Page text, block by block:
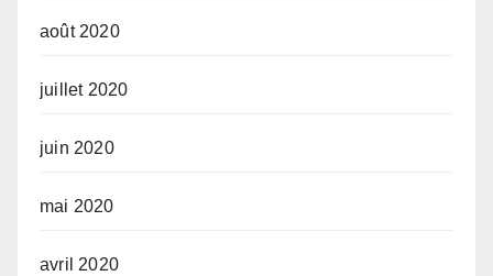
août 2020
juillet 2020
juin 2020
mai 2020
avril 2020